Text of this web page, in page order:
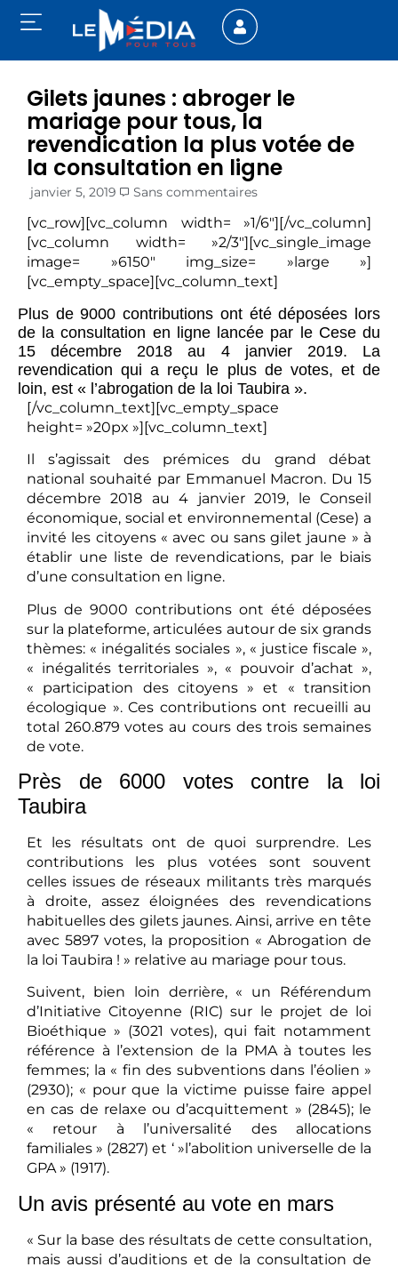
Gilets jaunes : abroger le
mariage pour tous, la
revendication la plus votée de
la consultation en ligne
janvier 5, 2019 Sans commentaires
[vc_row][vc_column width= »1/6″][/vc_column]
[vc_column width= »2/3″][vc_single_image
image= »6150″ img_size= »large »]
[vc_empty_space][vc_column_text]
Plus de 9000 contributions ont été déposées lors
de la consultation en ligne lancée par le Cese du
15 décembre 2018 au 4 janvier 2019. La
revendication qui a reçu le plus de votes, et de
loin, est « l’abrogation de la loi Taubira ».
[/vc_column_text][vc_empty_space
height= »20px »][vc_column_text]
Il s’agissait des prémices du grand débat
national souhaité par Emmanuel Macron. Du 15
décembre 2018 au 4 janvier 2019, le Conseil
économique, social et environnemental (Cese) a
invité les citoyens « avec ou sans gilet jaune » à
établir une liste de revendications, par le biais
d’une consultation en ligne.
Plus de 9000 contributions ont été déposées
sur la plateforme, articulées autour de six grands
thèmes: « inégalités sociales », « justice fiscale »,
« inégalités territoriales », « pouvoir d’achat »,
« participation des citoyens » et « transition
écologique ». Ces contributions ont recueilli au
total 260.879 votes au cours des trois semaines
de vote.
Près de 6000 votes contre la loi
Taubira
Et les résultats ont de quoi surprendre. Les
contributions les plus votées sont souvent
celles issues de réseaux militants très marqués
à droite, assez éloignées des revendications
habituelles des gilets jaunes. Ainsi, arrive en tête
avec 5897 votes, la proposition « Abrogation de
la loi Taubira ! » relative au mariage pour tous.
Suivent, bien loin derrière, « un Référendum
d’Initiative Citoyenne (RIC) sur le projet de loi
Bioéthique » (3021 votes), qui fait notamment
référence à l’extension de la PMA à toutes les
femmes; la « fin des subventions dans l’éolien »
(2930); « pour que la victime puisse faire appel
en cas de relaxe ou d’acquittement » (2845); le
« retour à l’universalité des allocations
familiales » (2827) et ‘ »l’abolition universelle de la
GPA » (1917).
Un avis présenté au vote en mars
« Sur la base des résultats de cette consultation,
mais aussi d’auditions et de la consultation de